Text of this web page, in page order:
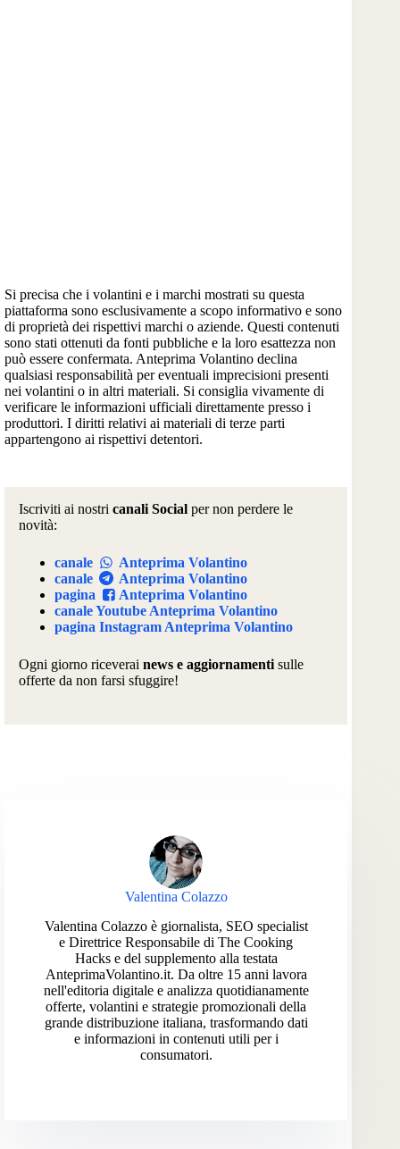
Si precisa che i volantini e i marchi mostrati su questa
piattaforma sono esclusivamente a scopo informativo e sono
di proprietà dei rispettivi marchi o aziende. Questi contenuti
sono stati ottenuti da fonti pubbliche e la loro esattezza non
può essere confermata. Anteprima Volantino declina
qualsiasi responsabilità per eventuali imprecisioni presenti
nei volantini o in altri materiali. Si consiglia vivamente di
verificare le informazioni ufficiali direttamente presso i
produttori. I diritti relativi ai materiali di terze parti
appartengono ai rispettivi detentori.
Iscriviti ai nostri canali Social per non perdere le
novità:
canale
Anteprima Volantino
canale
Anteprima Volantino
pagina
Anteprima Volantino
canale Youtube Anteprima Volantino
pagina Instagram Anteprima Volantino
Ogni giorno riceverai news e aggiornamenti sulle
offerte da non farsi sfuggire!
Valentina Colazzo
Valentina Colazzo è giornalista, SEO specialist
e Direttrice Responsabile di The Cooking
Hacks e del supplemento alla testata
AnteprimaVolantino.it. Da oltre 15 anni lavora
nell'editoria digitale e analizza quotidianamente
offerte, volantini e strategie promozionali della
grande distribuzione italiana, trasformando dati
e informazioni in contenuti utili per i
consumatori.